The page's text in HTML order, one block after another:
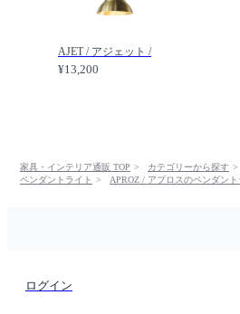
AJET / アジェット /
¥13,200
家具・インテリア通販 TOP カテゴリーから探す
ペンダントライト
APROZ / アプロスのペンダント
ログイン